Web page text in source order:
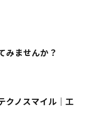
みませんか？
クノスマイル｜工